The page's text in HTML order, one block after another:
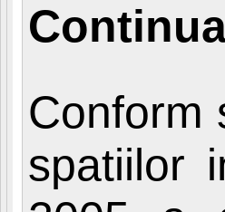
Conform
spatiilor